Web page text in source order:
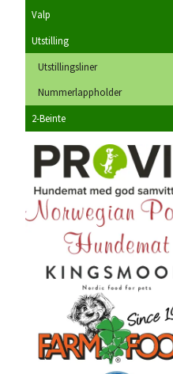
Valp
Utstilling
Utstillingsliner
Nummerlappholder
2-Beinte